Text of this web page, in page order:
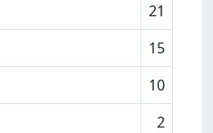
21
15
10
2